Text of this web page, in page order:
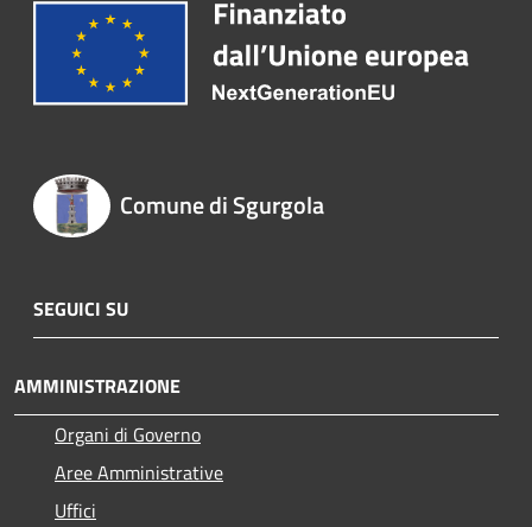
Comune di Sgurgola
SEGUICI SU
AMMINISTRAZIONE
Organi di Governo
Aree Amministrative
Uffici